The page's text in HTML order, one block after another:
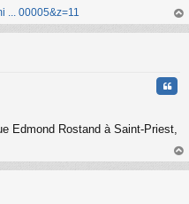
... 00005&z=11
au
Edmond Rostand à Saint-Priest,
au